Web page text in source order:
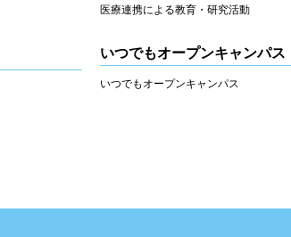
医療連携による教育・研究活動
いつでもオープンキャンパス
いつでもオープンキャンパス